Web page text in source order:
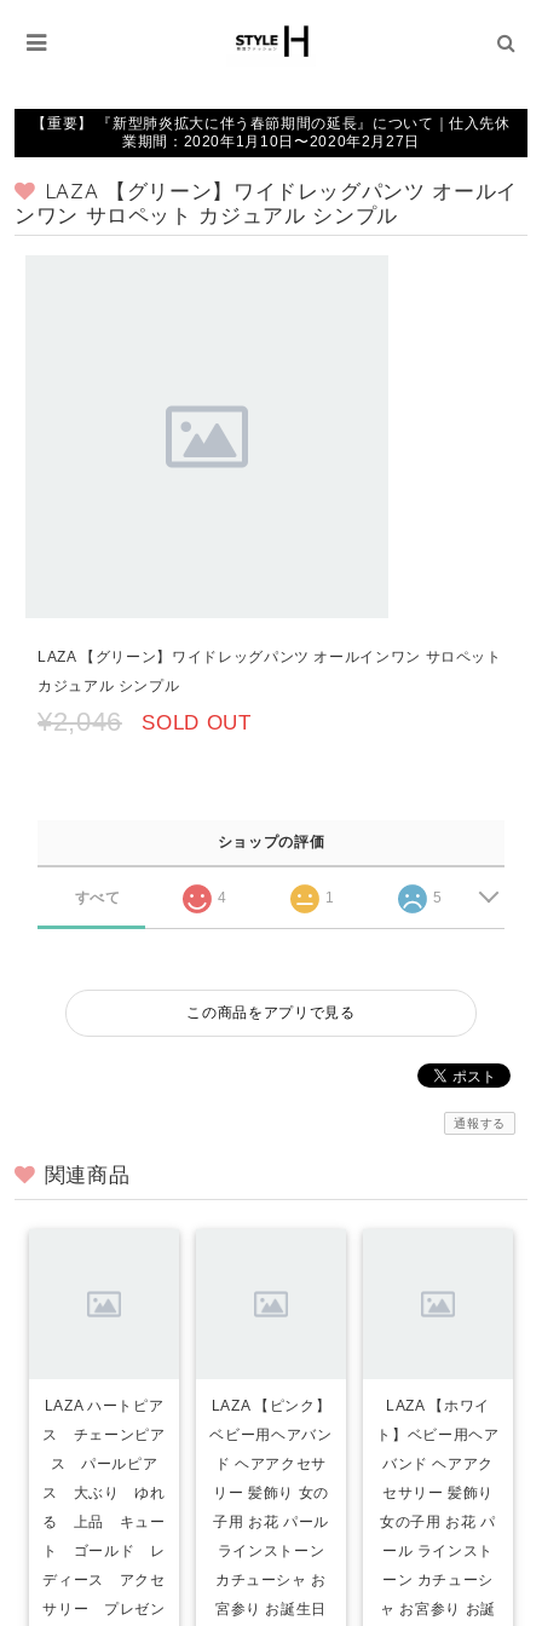
【重要】 『新型肺炎拡大に伴う春節期間の延長』について｜仕入先休
業期間：2020年1月10日〜2020年2月27日
LAZA 【グリーン】ワイドレッグパンツ オールイ
ンワン サロペット カジュアル シンプル
LAZA 【グリーン】ワイドレッグパンツ オールインワン サロペット
カジュアル シンプル
¥2,046 SOLD OUT
ショップの評価
すべて 4 1 5
この商品をアプリで見る
通報する
関連商品
LAZA ハートピア
ス チェーンピア
ス パールピア
ス 大ぶり ゆれ
る 上品 キュー
ト ゴールド レ
ディース アクセ
サリー プレゼン
LAZA 【ピンク】
ベビー用ヘアバン
ド ヘアアクセサ
リー 髪飾り 女の
子用 お花 パール
ラインストーン
カチューシャ お
宮参り お誕生日
LAZA 【ホワイ
ト】ベビー用ヘア
バンド ヘアアク
セサリー 髪飾り
女の子用 お花 パ
ール ラインスト
ーン カチューシ
ャ お宮参り お誕